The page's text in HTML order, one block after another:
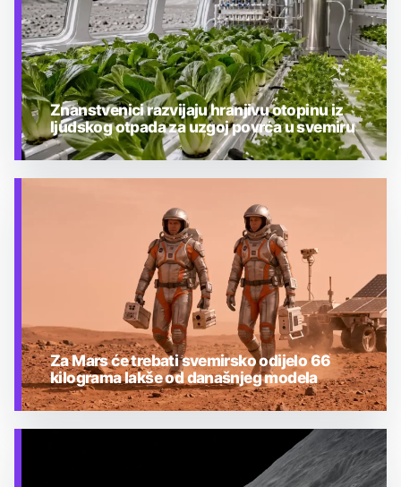
Znanstvenici razvijaju hranjivu otopinu iz
ljudskog otpada za uzgoj povrća u svemiru
Za Mars će trebati svemirsko odijelo 66
kilograma lakše od današnjeg modela